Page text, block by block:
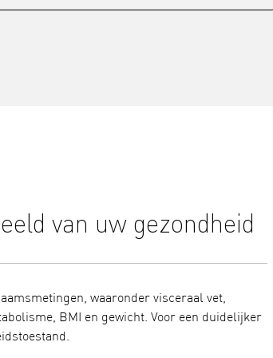
van uw gezondheid
waaronder visceraal vet,
BMI en gewicht. Voor een duidelijker